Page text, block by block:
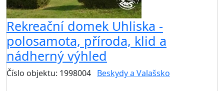
Rekreační domek Uhliska -
polosamota, příroda, klid a
nádherný výhled
Číslo objektu: 1998004 Beskydy a Valašsko